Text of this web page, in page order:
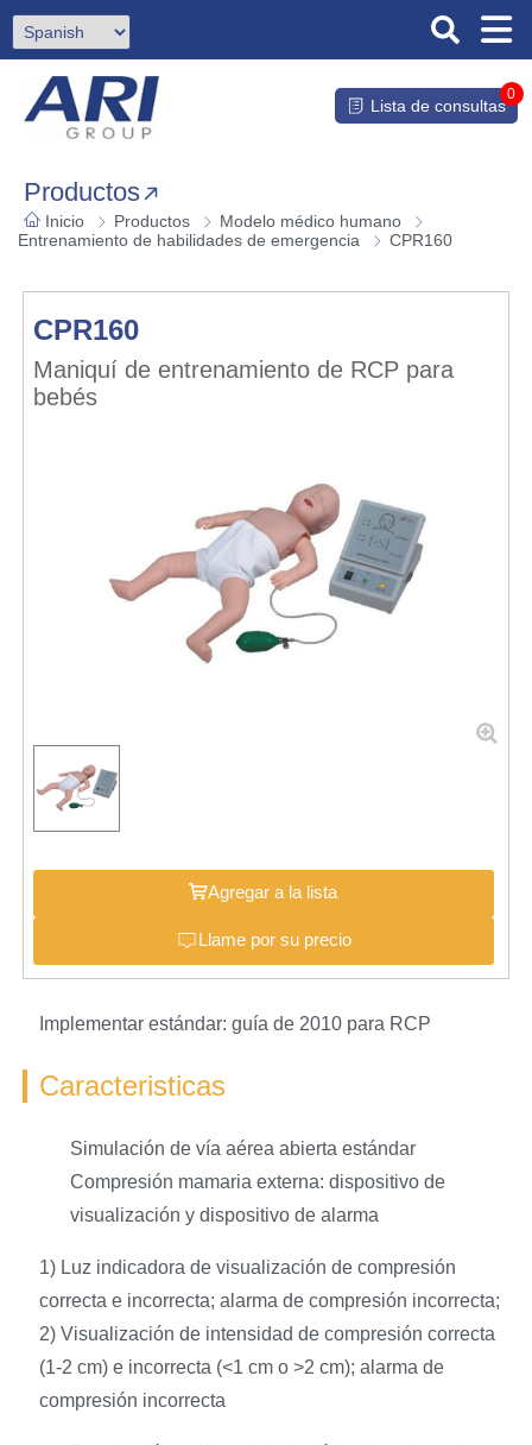
Lista de consultas
0
Productos
Inicio Productos
Modelo médico humano
Entrenamiento de habilidades de emergencia
CPR160
CPR160
Maniquí de entrenamiento de RCP para
bebés
Agregar a la lista
Llame por su precio
Implementar estándar: guía de 2010 para RCP
Caracteristicas
Simulación de vía aérea abierta estándar
Compresión mamaria externa: dispositivo de
visualización y dispositivo de alarma
1) Luz indicadora de visualización de compresión
correcta e incorrecta; alarma de compresión incorrecta;
2) Visualización de intensidad de compresión correcta
(1-2 cm) e incorrecta (<1 cm o >2 cm); alarma de
compresión incorrecta